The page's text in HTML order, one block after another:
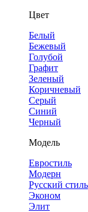
Цвет
Белый
Бежевый
Голубой
Графит
Зеленый
Коричневый
Серый
Синий
Черный
Модель
Евростиль
Модерн
Русский стиль
Эконом
Элит